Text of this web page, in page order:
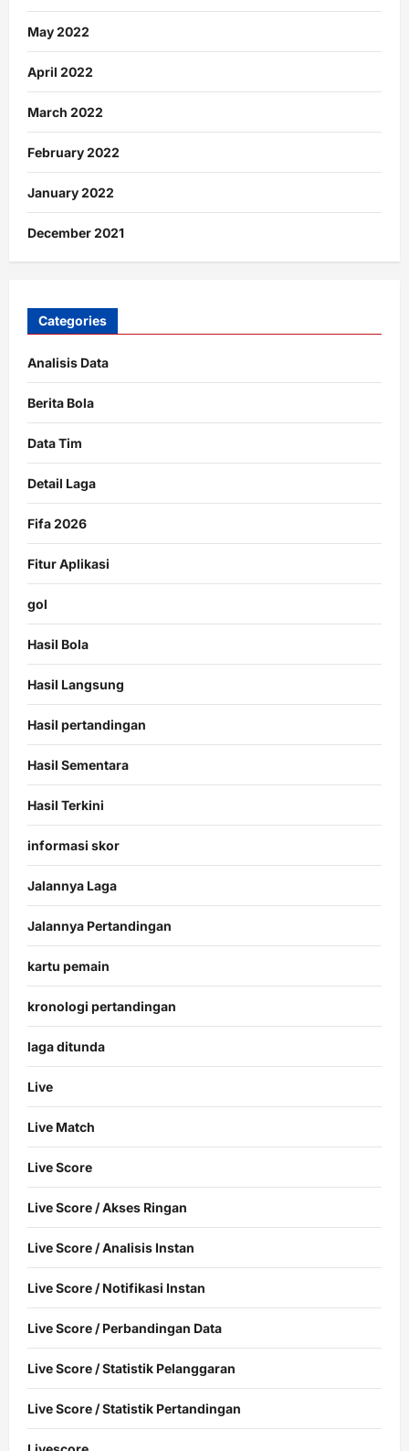
May 2022
April 2022
March 2022
February 2022
January 2022
December 2021
Categories
Analisis Data
Berita Bola
Data Tim
Detail Laga
Fifa 2026
Fitur Aplikasi
gol
Hasil Bola
Hasil Langsung
Hasil pertandingan
Hasil Sementara
Hasil Terkini
informasi skor
Jalannya Laga
Jalannya Pertandingan
kartu pemain
kronologi pertandingan
laga ditunda
Live
Live Match
Live Score
Live Score / Akses Ringan
Live Score / Analisis Instan
Live Score / Notifikasi Instan
Live Score / Perbandingan Data
Live Score / Statistik Pelanggaran
Live Score / Statistik Pertandingan